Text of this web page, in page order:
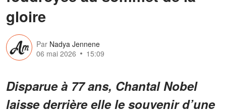
gloire
Par Nadya Jennene
06 mai 2026
15:09
Disparue à 77 ans, Chantal Nobel
laisse derrière elle le souvenir d’une